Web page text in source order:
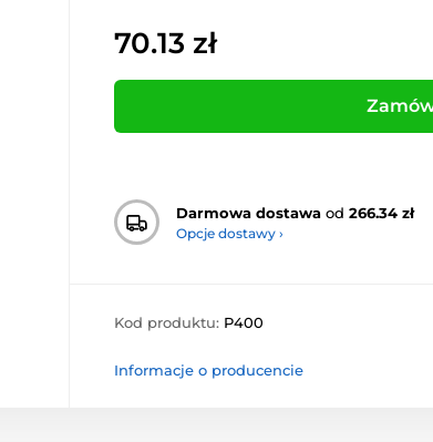
70.13 zł
Darmowa dostawa od 266.34 zł
Opcje dostawy ›
Kod produktu: P400
Informacje o producencie